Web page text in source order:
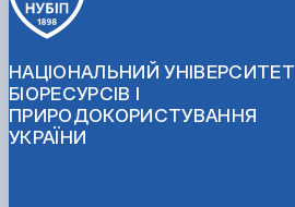
НАЦІОНАЛЬНИЙ УНІВЕРСИТЕТ
БІОРЕСУРСІВ І
ПРИРОДОКОРИСТУВАННЯ
УКРАЇНИ